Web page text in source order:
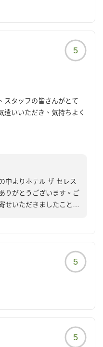
も便利な場所にございま
す。
しいただけるホテルを目
上に努めてまいります。
にお迎えできます日を
5
スタッフの皆さんがとて
遣いいただき、気持ちよく
中よりホテル ザ セレス
りがとうございます。ご
せいただきましたこと重
フ一同、心よりお待ち申
5
5